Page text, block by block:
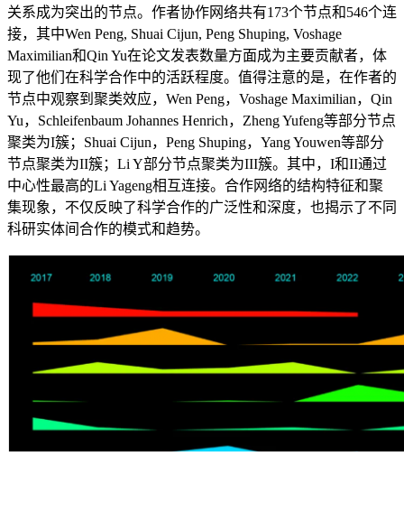
关系成为突出的节点。作者协作网络共有173个节点和546个连
接，其中Wen Peng, Shuai Cijun, Peng Shuping, Voshage
Maximilian和Qin Yu在论文发表数量方面成为主要贡献者，体
现了他们在科学合作中的活跃程度。值得注意的是，在作者的
节点中观察到聚类效应，Wen Peng，Voshage Maximilian，Qin
Yu，Schleifenbaum Johannes Henrich，Zheng Yufeng等部分节点
聚类为I簇；Shuai Cijun，Peng Shuping，Yang Youwen等部分
节点聚类为II簇；Li Y部分节点聚类为III簇。其中，I和II通过
中心性最高的Li Yageng相互连接。合作网络的结构特征和聚
集现象，不仅反映了科学合作的广泛性和深度，也揭示了不同
科研实体间合作的模式和趋势。